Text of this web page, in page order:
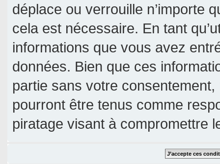
déplace ou verrouille n’importe
cela est nécessaire. En tant
informations que vous avez
données. Bien que ces
partie sans votre consentement,
pourront être tenus comme
piratage visant à compromettre